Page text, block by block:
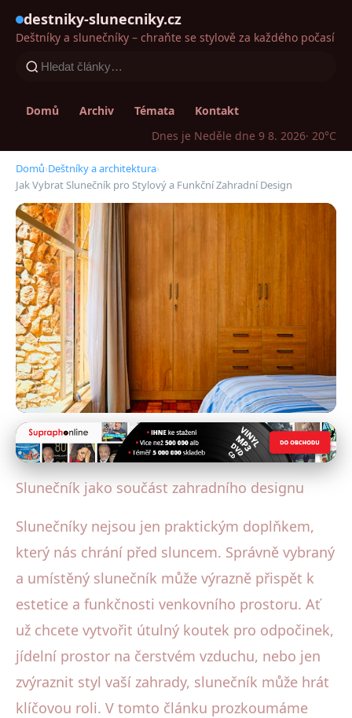
destniky-slunecniky.cz
Deštníky a slunečníky – chraňte se stylově za každého počasí
Domů Archiv Témata
Kontakt
Dnes je Neděle dne 9 8. 2026· 20°C
Domů›Deštníky a architektura›
Jak Vybrat Slunečník pro Stylový a Funkční Zahradní Design
Deštníky a architektura
Jak Vybrat Slunečník pro Stylový
a Funkční Zahradní Design
· 4 min čtení · Autor: Lucie Hrubá
Slunečník jako součást zahradního designu
Slunečníky nejsou jen praktickým doplňkem,
který nás chrání před sluncem. Správně vybraný
a umístěný slunečník může výrazně přispět k
estetice a funkčnosti venkovního prostoru. Ať
už chcete vytvořit útulný koutek pro odpočinek,
jídelní prostor na čerstvém vzduchu, nebo jen
zvýraznit styl vaší zahrady, slunečník může hrát
klíčovou roli. V tomto článku prozkoumáme